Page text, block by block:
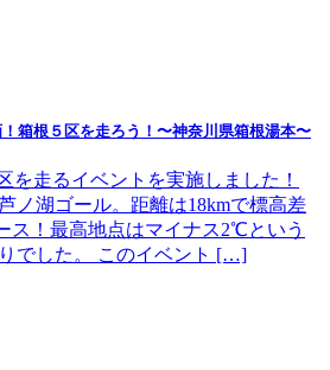
箱根５区を走ろう！〜神奈川県箱根湯本〜
を走るイベントを実施しました！
ノ湖ゴール。距離は18kmで標高差
ス！最高地点はマイナス2℃という
でした。 このイベント […]